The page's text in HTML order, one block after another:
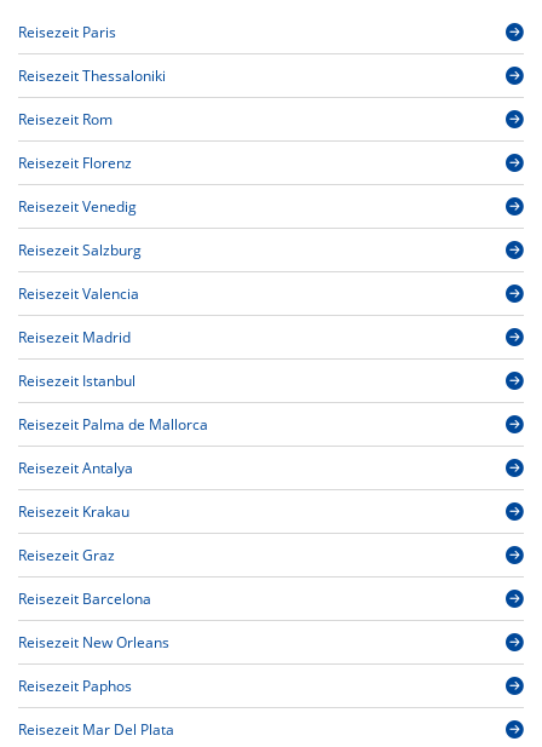
Reisezeit Paris
Reisezeit Thessaloniki
Reisezeit Rom
Reisezeit Florenz
Reisezeit Venedig
Reisezeit Salzburg
Reisezeit Valencia
Reisezeit Madrid
Reisezeit Istanbul
Reisezeit Palma de Mallorca
Reisezeit Antalya
Reisezeit Krakau
Reisezeit Graz
Reisezeit Barcelona
Reisezeit New Orleans
Reisezeit Paphos
Reisezeit Mar Del Plata